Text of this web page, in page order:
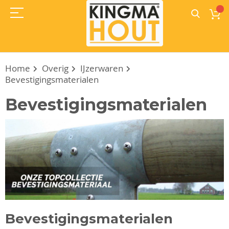
Home Overig
IJzerwaren
Bevestigingsmaterialen
Bevestigingsmaterialen
Bevestigingsmaterialen